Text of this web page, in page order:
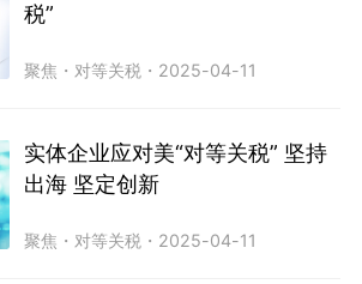
税”
聚焦 ・ 对等关税 ・ 2025-04-11
实体企业应对美“对等关税” 坚持
出海 坚定创新
聚焦 ・ 对等关税 ・ 2025-04-11